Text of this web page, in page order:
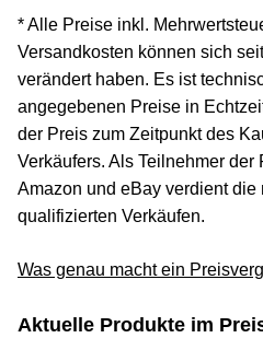
* Alle Preise inkl.
Versandkosten können sich
verändert haben. Es ist
angegebenen Preise in
der Preis zum Zeitpunkt des
Verkäufers. Als Teilnehmer der
Amazon und eBay verdient die
qualifizierten Verkäufen.
Was genau macht ein
Aktuelle Produkte im